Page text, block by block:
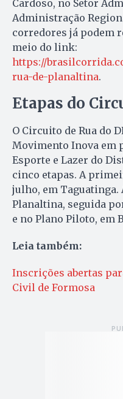
Cardoso, no Setor
Administração
corredores já podem
meio do link:
https://
rua-de-planaltina.
Etapas do
O Circuito de Rua do
Movimento Inova em
Esporte e Lazer do
cinco etapas. A
julho, em Taguatinga.
Planaltina, seguida
e no Plano Piloto, em
Leia também:
Inscrições abertas
Civil de Formosa